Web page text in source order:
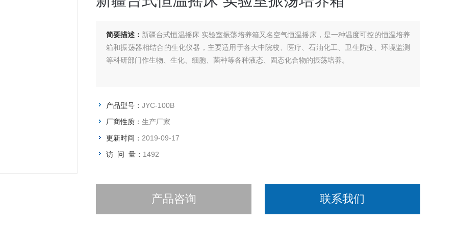
简要描述： 新疆台式恒温摇床 实验室振荡培养箱又名空气恒温摇床，是一种温度可控的恒温培养
箱和振荡器相结合的生化仪器，主要适用于各大中院校、医疗、石油化工、卫生防疫、环境监测
等科研部门作生物、生化、细胞、菌种等各种液态、固态化合物的振荡培养。
产品型号： JYC-100B
厂商性质： 生产厂家
更新时间： 2019-09-17
访 问 量： 1492
产品咨询 联系我们